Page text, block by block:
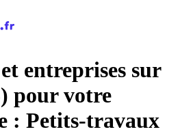
entreprises sur
pour votre
: Petits-travaux